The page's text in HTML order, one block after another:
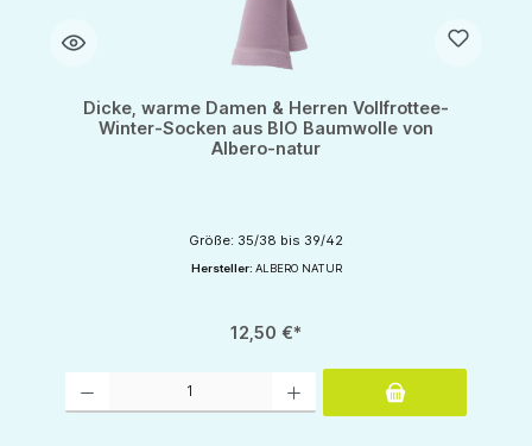
Dicke, warme Damen & Herren Vollfrottee-
Winter-Socken aus BIO Baumwolle von
Albero-natur
Größe: 35/38 bis 39/42
Hersteller: ALBERO NATUR
12,50 €*